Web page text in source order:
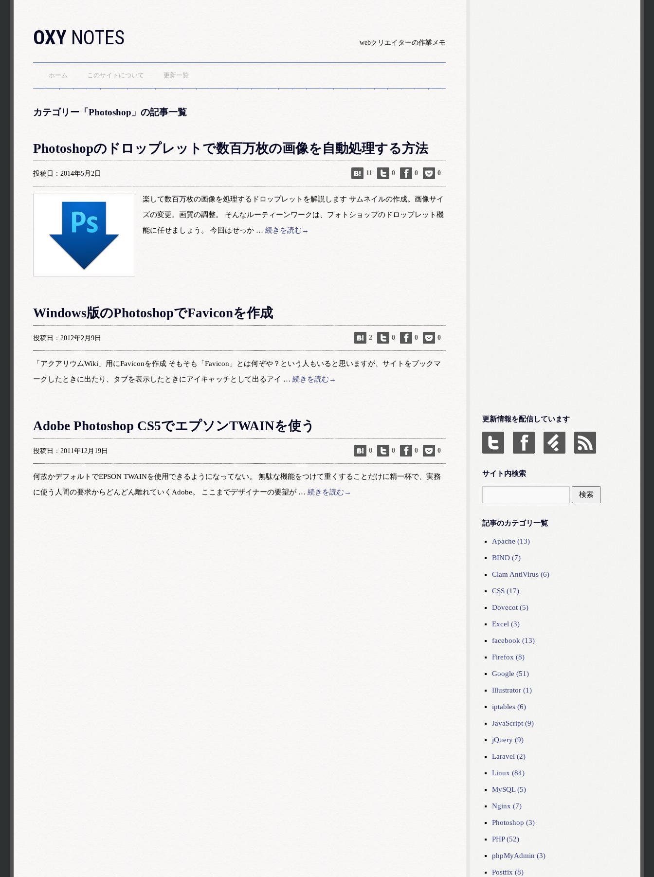
OXY NOTES webクリエイターの作業メモ
ホーム このサイトについて 更新一覧
カテゴリー「Photoshop」の記事一覧
Photoshopのドロップレットで数百万枚の画像を自動処理する方法
投稿日：2014年5月2日 11 0 0 0
楽して数百万枚の画像を処理するドロップレットを解説します サムネイルの作成。画像サイ
ズの変更。画質の調整。 そんなルーティーンワークは、フォトショップのドロップレット機
能に任せましょう。 今回はせっか … 続きを読む→
Windows版のPhotoshopでFaviconを作成
投稿日：2012年2月9日 2 0 0 0
「アクアリウムWiki」用にFaviconを作成 そもそも「Favicon」とは何ぞや？という人もいると思いますが、サイトをブックマ
ークしたときに出たり、タブを表示したときにアイキャッチとして出るアイ … 続きを読む→
Adobe Photoshop CS5でエプソンTWAINを使う
投稿日：2011年12月19日 0 0 0 0
何故かデフォルトでEPSON TWAINを使用できるようになってない。 無駄な機能をつけて重くすることだけに精一杯で、実務
に使う人間の要求からどんどん離れていくAdobe。 ここまでデザイナーの要望が … 続きを読む→
更新情報を配信しています
サイト内検索
記事のカテゴリ一覧
Apache (13)
BIND (7)
Clam AntiVirus (6)
CSS (17)
Dovecot (5)
Excel (3)
facebook (13)
Firefox (8)
Google (51)
Illustrator (1)
iptables (6)
JavaScript (9)
jQuery (9)
Laravel (2)
Linux (84)
MySQL (5)
Nginx (7)
Photoshop (3)
PHP (52)
phpMyAdmin (3)
Postfix (8)